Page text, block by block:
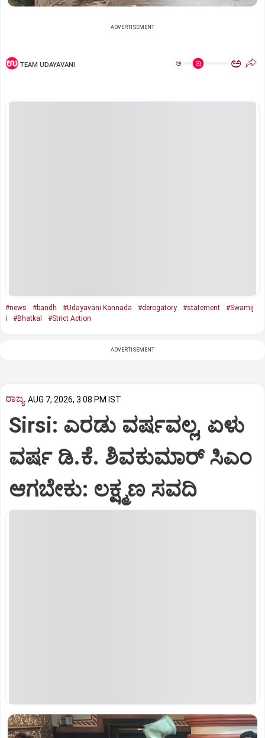
ADVERTISEMENT
TEAM UDAYAVANI ಅ ಅ
#news #bandh #Udayavani Kannada #derogatory #statement
#Swamij
i
#Bhatkal #Strict Action
ADVERTISEMENT
ರಾಜ್ಯ AUG 7, 2026, 3:08 PM IST
Sirsi: ಎರಡು ವರ್ಷವಲ್ಲ, ಏಳು
ವರ್ಷ ಡಿ.ಕೆ. ಶಿವಕುಮಾರ್ ಸಿಎಂ
ಆಗಬೇಕು: ಲಕ್ಷ್ಮಣ ಸವದಿ